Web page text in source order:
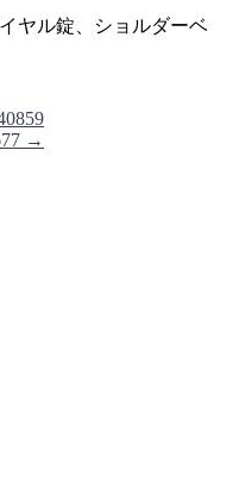
ヤル錠、ショルダーベ
→